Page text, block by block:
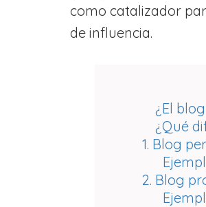
como catalizador
de influencia.
¿El
¿Qué
1. Blog
2. Blog